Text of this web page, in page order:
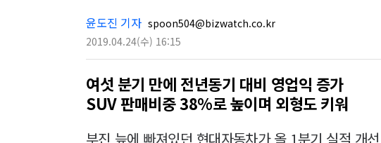
윤도진 기자 spoon504@bizwatch.co.kr
2019.04.24(수) 16:15
여섯 분기 만에 전년동기 대비 영업익 증가
SUV 판매비중 38%로 높이며 외형도 키워
부진 늪에 빠져있던 현대자동차가 올 1분기 실적 개